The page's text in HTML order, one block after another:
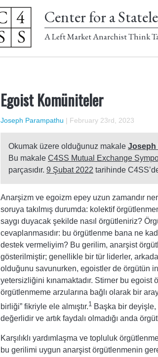
Center for a
A Left Market Anarchist Think
Egoist Komüniteler
Joseph Parampathu | February 23rd, 2023
Okumak üzere olduğunuz makale Joseph
Bu makale C4SS Mutual Exchange
parçasıdır. 9 Şubat 2022 tarihinde
Anarşizm ve egoizm epey uzun zamandır
soruya takılmış durumda: kolektif
saygı duyacak şekilde nasıl örgütleniriz?
cevaplanmasıdır: bu örgütlenme bana ne
destek vermeliyim? Bu gerilim, anarşist
gösterilmiştir; genellikle bir tür liderler,
olduğunu savunurken, egoistler de örgütün
yetersizliğini kınamaktadır. Stirner bu
örgütlenmeme arzularına bağlı olarak bir
birliği” fikriyle ele almıştır.1 Başka bir
değerlidir ve artık faydalı olmadığı anda
Karşılıklı yardımlaşma ve topluluk
bu gerilimi uygun anarşist örgütlenmenin